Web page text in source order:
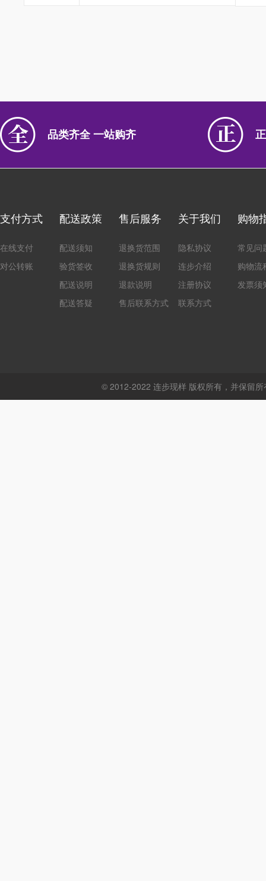
品类齐全 一站购齐
支付方式
在线支付
对公转账
配送政策
配送须知
验货签收
配送说明
配送答疑
售后服务
退换货范围
退换货规则
退款说明
售后联系方式
关于我们
隐私协议
连步介绍
注册协议
联系方式
购物
常见问
购物流
发票须
© 2012-2022 连步现样 版权所有，并保留